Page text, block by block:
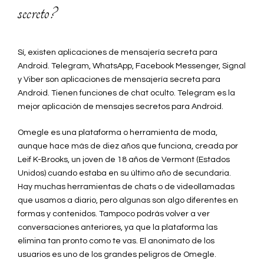
secreto?
Sí, existen aplicaciones de mensajería secreta para
Android. Telegram, WhatsApp, Facebook Messenger, Signal
y Viber son aplicaciones de mensajería secreta para
Android. Tienen funciones de chat oculto. Telegram es la
mejor aplicación de mensajes secretos para Android.
Omegle es una plataforma o herramienta de moda,
aunque hace más de diez años que funciona, creada por
Leif K-Brooks, un joven de 18 años de Vermont (Estados
Unidos) cuando estaba en su último año de secundaria.
Hay muchas herramientas de chats o de videollamadas
que usamos a diario, pero algunas son algo diferentes en
formas y contenidos. Tampoco podrás volver a ver
conversaciones anteriores, ya que la plataforma las
elimina tan pronto como te vas. El anonimato de los
usuarios es uno de los grandes peligros de Omegle.